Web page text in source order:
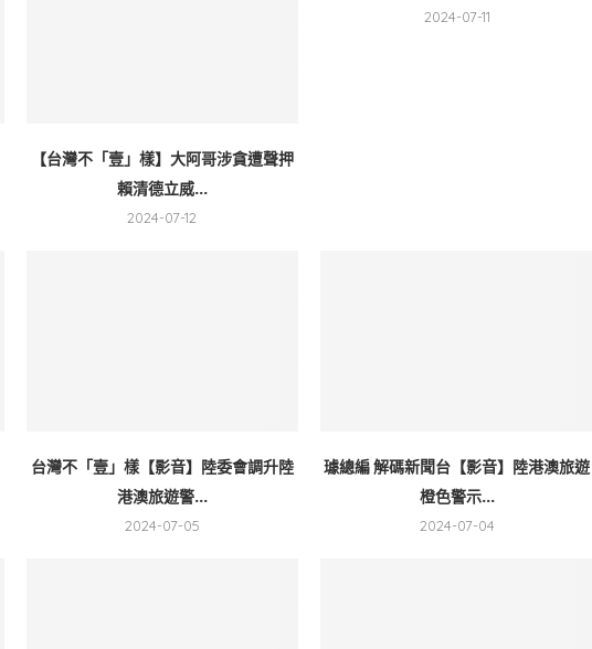
【台灣不「壹」樣】大阿哥涉貪遭聲押
賴清德立威...
2024-07-12
2024-07-11
台灣不「壹」樣【影音】陸委會調升陸
港澳旅遊警...
2024-07-05
璩總編 解碼新聞台【影音】陸港澳旅遊
橙色警示...
2024-07-04